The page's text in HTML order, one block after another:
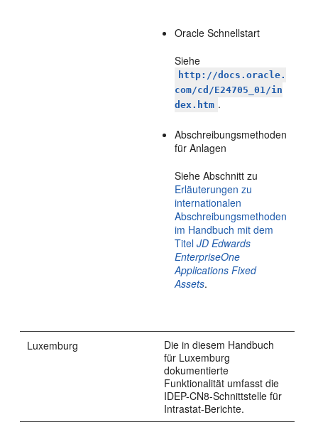
Oracle Schnellstart
Siehe
http://docs.oracle.
com/cd/E24705_01/in
dex.htm .
Abschreibungsmethoden
für Anlagen
Siehe Abschnitt zu
Erläuterungen zu
internationalen
Abschreibungsmethoden
im Handbuch mit dem
TitelJD Edwards
EnterpriseOne
Applications Fixed
Assets.
Luxemburg
Die in diesem Handbuch
für Luxemburg
dokumentierte
Funktionalität umfasst die
IDEP-CN8-Schnittstelle für
Intrastat-Berichte.